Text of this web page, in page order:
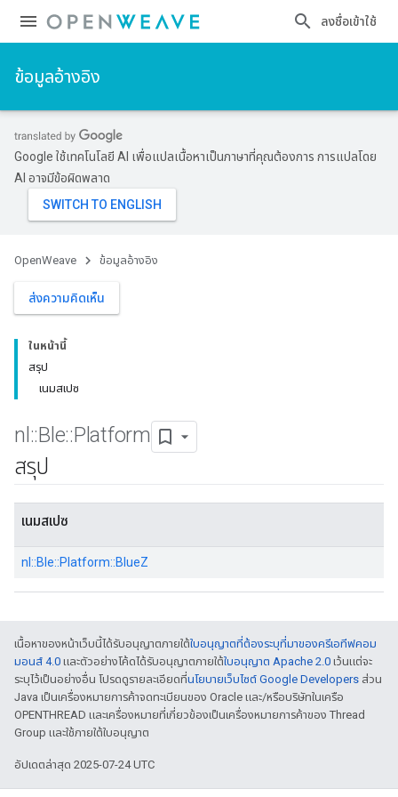
ลงชื่อเข้าใช้
ข้อมูลอ้างอิง
Google ใช้เทคโนโลยี AI เพื่อแปลเนื้อหาเป็นภาษาที่คุณต้องการ การแปลโดย
AI อาจมีข้อผิดพลาด
OpenWeave ข้อมูลอ้างอิง
ส่งความคิดเห็น
ในหน้านี้
สรุป
เนมสเปซ
nl ::Ble::Platform
สรุป
เนมสเปซ
nl::Ble::Platform::BlueZ
เนื้อหาของหน้าเว็บนี้ได้รับอนุญาตภายใต้ใบอนุญาตที่ต้องระบุที่มาของครีเอทีฟคอม
มอนส์ 4.0 และตัวอย่างโค้ดได้รับอนุญาตภายใต้ใบอนุญาต Apache 2.0 เว้นแต่จะ
ระบุไว้เป็นอย่างอื่น โปรดดูรายละเอียดที่นโยบายเว็บไซต์ Google Developers ส่วน
Java เป็นเครื่องหมายการค้าจดทะเบียนของ Oracle และ/หรือบริษัทในเครือ
OPENTHREAD และเครื่องหมายที่เกี่ยวข้องเป็นเครื่องหมายการค้าของ Thread
Group และใช้ภายใต้ใบอนุญาต
อัปเดตล่าสุด 2025-07-24 UTC